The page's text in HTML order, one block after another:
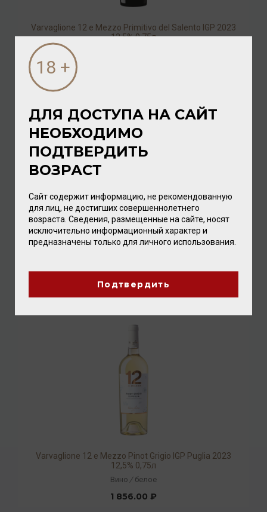
Varvaglione 12 e Mezzo Primitivo del Salento IGP 2023
12,5% 0,75л
Varvaglione 12 e Mezzo Pinot Grigio IGP Puglia 2024
1 760.00 ₽
Varvaglione 12 e Mezzo Pinot Grigio IGP Puglia 2023
12,5% 0,75л
Вино / белое
1 856.00 ₽
ДЛЯ ДОСТУПА НА САЙТ
НЕОБХОДИМО
ПОДТВЕРДИТЬ
ВОЗРАСТ
Сайт содержит информацию, не рекомендованную
для лиц, не достигших совершеннолетнего
возраста. Сведения, размещенные на сайте, носят
исключительно информационный характер и
предназначены только для личного использования.
Подтвердить